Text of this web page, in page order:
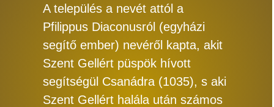
A település a nevét attól a
Pfilippus Diaconusról (egyházi
segítő ember) nevéről kapta, akit
Szent Gellért püspök hívott
segítségül Csanádra (1035), s aki
Szent Gellért halála után számos